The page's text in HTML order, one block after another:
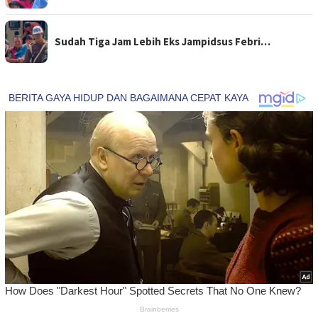
Sudah Tiga Jam Lebih Eks Jampidsus Febri…